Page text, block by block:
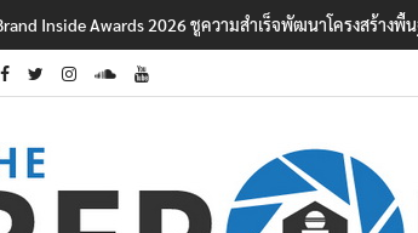
Brand Inside Awards 2026 ชูความสำเร็จพัฒนาโครงสร้าง